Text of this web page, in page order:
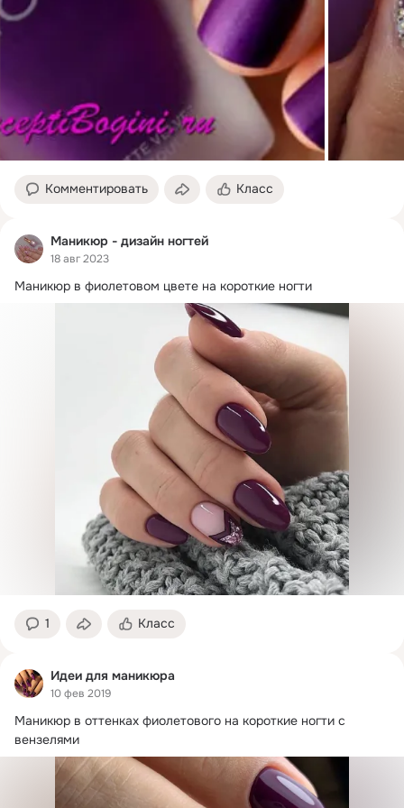
Комментировать Класс
Маникюр - дизайн ногтей
18 авг 2023
Маникюр в фиолетовом цвете на короткие ногти
1 Класс
Идеи для маникюра
10 фев 2019
Маникюр в оттенках фиолетового на короткие ногти с
вензелями